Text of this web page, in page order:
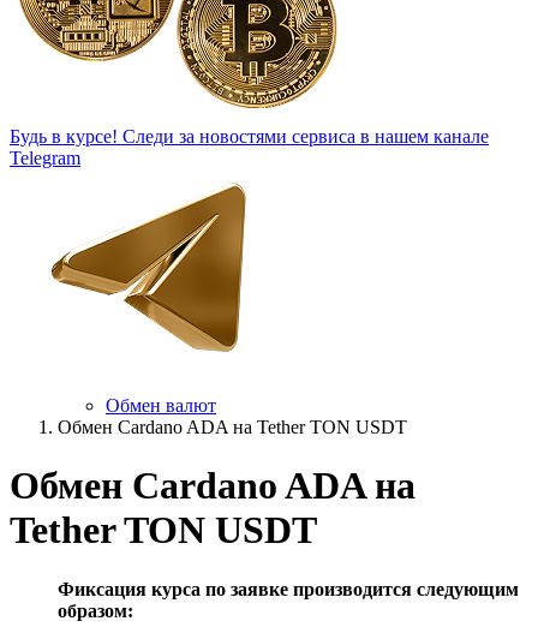
Будь в курсе! Следи за новостями сервиса в нашем канале
Telegram
Обмен валют
Обмен Cardano ADA на Tether TON USDT
Обмен Cardano ADA на
Tether TON USDT
Фиксация курса по заявке производится следующим
образом: